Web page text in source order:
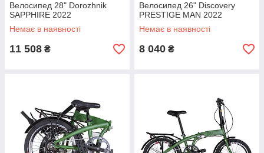
Велосипед 28" Dorozhnik
SAPPHIRE 2022
Немає в наявності
11 508 ₴
Велосипед 26" Discovery
PRESTIGE MAN 2022
Немає в наявності
8 040 ₴